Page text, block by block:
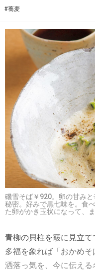
#蕎麦
磯雪そば￥920。卵の甘み
秘密。好みで黒七味を。食
た卵がかき玉状になって、
青柳の貝柱を霰に見立
多福を象れば「おかめ
洒落っ気を、今に伝える